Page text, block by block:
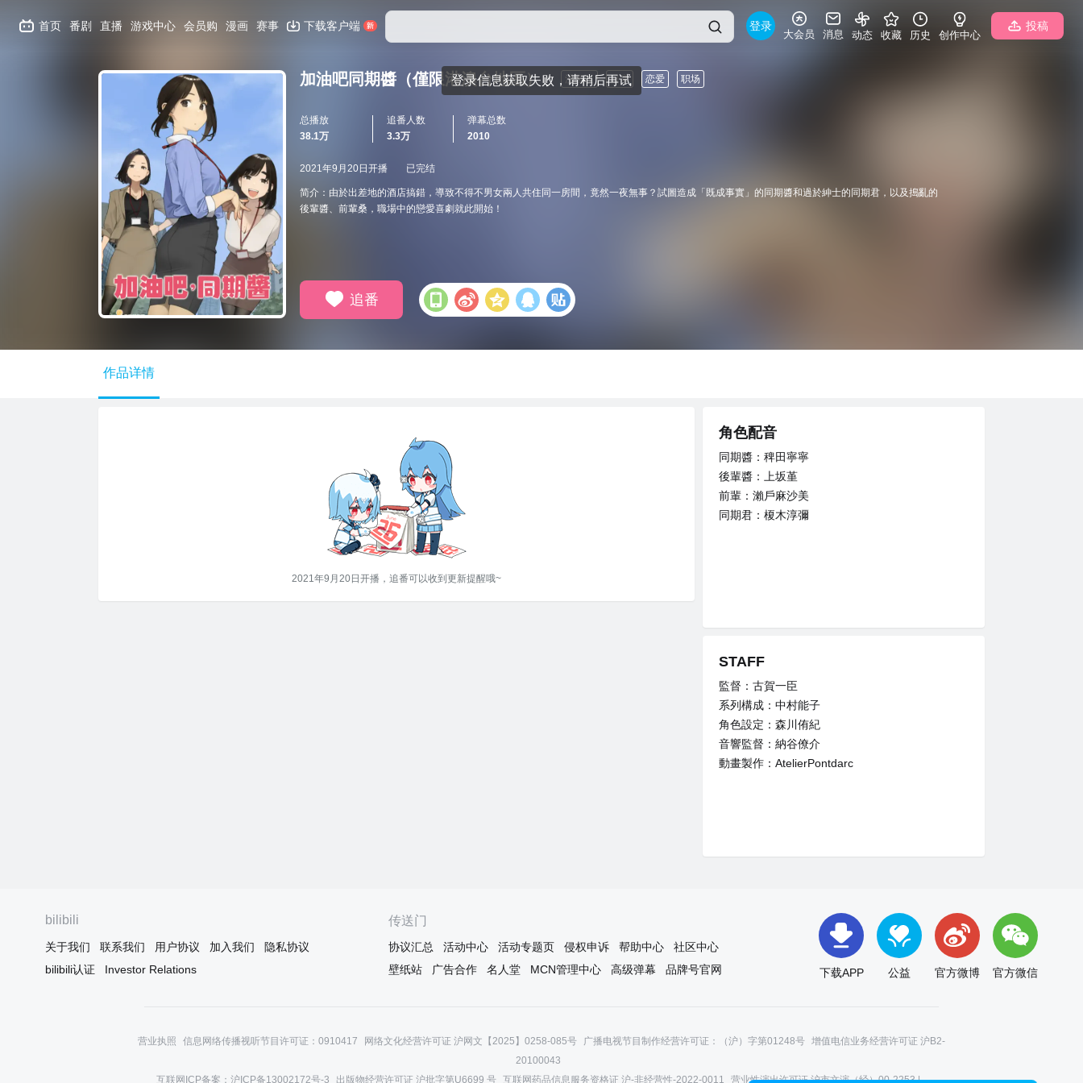
首页 番剧 直播 游戏中心 会员购 漫画 赛事 下载客户端 登录
大会员 消息 动态 收藏 历史 创作中心
投稿
加油吧同期醬（僅限港澳台地區） 漫画改 日常 恋爱 职场
总播放
38.1万
追番人数
3.3万
弹幕总数
2010
2021年9月20日开播 已完结
简介：由於出差地的酒店搞錯，導致不得不男女兩人共住同一房間，竟然一夜無事？試圖造成「既成事實」的同期醬和過於紳士的同期君，以及搗亂的
後輩醬、前輩桑，職場中的戀愛喜劇就此開始！
追番
作品详情
2021年9月20日开播，追番可以收到更新提醒哦~
角色配音
同期醬：稗田寧寧
後輩醬：上坂堇
前輩：瀨戶麻沙美
同期君：榎木淳彌
STAFF
監督：古賀一臣
系列構成：中村能子
角色設定：森川侑紀
音響監督：納谷僚介
動畫製作：AtelierPontdarc
bilibili
关于我们 联系我们 用户协议 加入我们
隐私协议
bilibili认证
Investor Relations
传送门
协议汇总 活动中心 活动专题页 侵权申诉 帮助中心
社区中心
壁纸站
广告合作 名人堂 MCN管理中心 高级弹幕 品牌号官网 下载APP 公益 官方微博 官方微信
营业执照 信息网络传播视听节目许可证：0910417 网络文化经营许可证 沪网文【2025】0258-085号 广播电视节目制作经营许可证：（沪）字第01248号 增值电信业务经营许可证 沪B2-
20100043
互联网ICP备案：沪ICP备13002172号-3
出版物经营许可证 沪批字第U6699 号 互联网药品信息服务资格证 沪-非经营性-2022-0011 营业性演出许可证 沪市文演（经）00-2253 |